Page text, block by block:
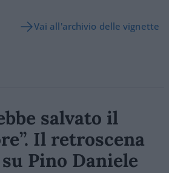
Vai all'archivio delle vignette
salvato il
Il retroscena
Pino Daniele